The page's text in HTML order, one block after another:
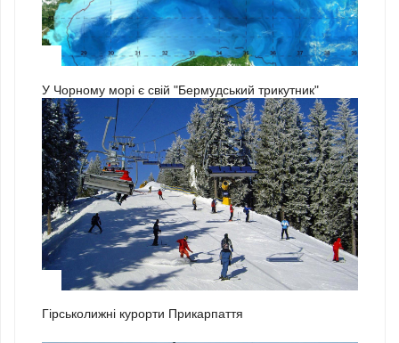
У Чорному морі є свій "Бермудський трикутник"
Гірськолижні курорти Прикарпаття